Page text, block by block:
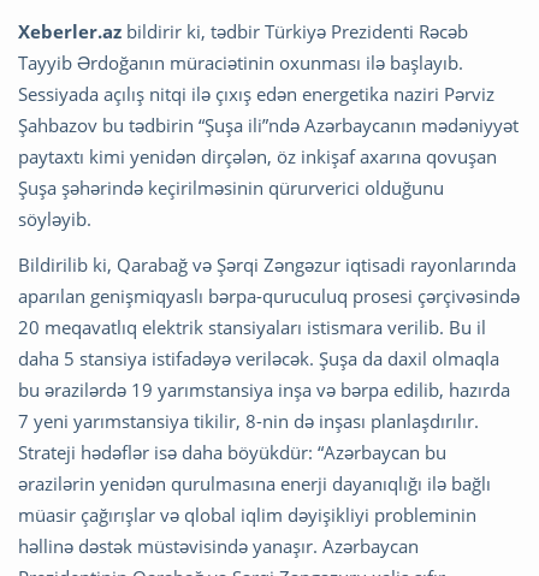
Xeberler.az bildirir ki, tədbir Türkiyə Prezidenti Rəcəb
Tayyib Ərdoğanın müraciətinin oxunması ilə başlayıb.
Sessiyada açılış nitqi ilə çıxış edən energetika naziri Pərviz
Şahbazov bu tədbirin “Şuşa ili”ndə Azərbaycanın mədəniyyət
paytaxtı kimi yenidən dirçələn, öz inkişaf axarına qovuşan
Şuşa şəhərində keçirilməsinin qürurverici olduğunu
söyləyib.
Bildirilib ki, Qarabağ və Şərqi Zəngəzur iqtisadi rayonlarında
aparılan genişmiqyaslı bərpa-quruculuq prosesi çərçivəsində
20 meqavatlıq elektrik stansiyaları istismara verilib. Bu il
daha 5 stansiya istifadəyə veriləcək. Şuşa da daxil olmaqla
bu ərazilərdə 19 yarımstansiya inşa və bərpa edilib, hazırda
7 yeni yarımstansiya tikilir, 8-nin də inşası planlaşdırılır.
Strateji hədəflər isə daha böyükdür: “Azərbaycan bu
ərazilərin yenidən qurulmasına enerji dayanıqlığı ilə bağlı
müasir çağırışlar və qlobal iqlim dəyişikliyi probleminin
həllinə dəstək müstəvisində yanaşır. Azərbaycan